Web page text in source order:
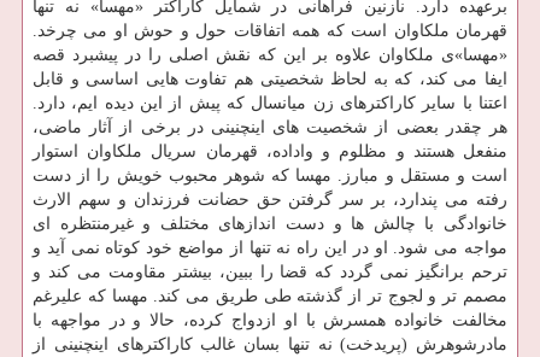
برعهده دارد. نازنین فراهانی در شمایل كاراكتر «مهسا» نه تنها
قهرمان ملكاوان است كه همه اتفاقات حول و حوش او می چرخد.
«مهسا»ی ملكاوان علاوه بر این كه نقش اصلی را در پیشبرد قصه
ایفا می كند، كه به لحاظ شخصیتی هم تفاوت هایی اساسی و قابل
اعتنا با سایر كاراكترهای زن میانسال كه پیش از این دیده ایم، دارد.
هر چقدر بعضی از شخصیت های اینچنینی در برخی از آثار ماضی،
منفعل هستند و مظلوم و واداده، قهرمان سریال ملكاوان استوار
است و مستقل و مبارز. مهسا كه شوهر محبوب خویش را از دست
رفته می پندارد، بر سر گرفتن حق حضانت فرزندان و سهم الارث
خانوادگی با چالش ها و دست اندازهای مختلف و غیرمنتظره ای
مواجه می شود. او در این راه نه تنها از مواضع خود كوتاه نمی آید و
ترحم برانگیز نمی گردد كه قضا را ببین، بیشتر مقاومت می كند و
مصمم تر و لجوج تر از گذشته طی طریق می كند. مهسا كه علیرغم
مخالفت خانواده همسرش با او ازدواج كرده، حالا و در مواجهه با
مادرشوهرش (پریدخت) نه تنها بسان غالب كاراكترهای اینچنینی از